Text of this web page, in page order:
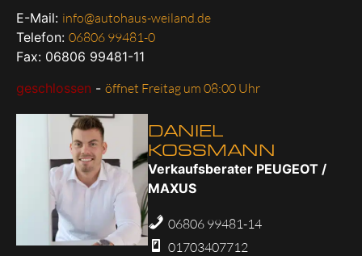
E-Mail: info@autohaus-weiland.de
Telefon: 06806 99481-0
Fax: 06806 99481-11
geschlossen - öffnet Freitag um 08:00 Uhr
DANIEL
KOSSMANN
Verkaufsberater PEUGEOT /
MAXUS
06806 99481-14
01703407712